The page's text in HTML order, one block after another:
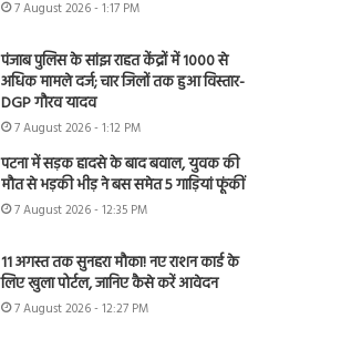
7 August 2026 - 1:17 PM
पंजाब पुलिस के सांझ राहत केंद्रों में 1000 से
अधिक मामले दर्ज; चार जिलों तक हुआ विस्तार-
DGP गौरव यादव
7 August 2026 - 1:12 PM
पटना में सड़क हादसे के बाद बवाल, युवक की
मौत से भड़की भीड़ ने बस समेत 5 गाड़ियां फूंकीं
7 August 2026 - 12:35 PM
11 अगस्त तक सुनहरा मौका! नए राशन कार्ड के
लिए खुला पोर्टल, जानिए कैसे करें आवेदन
7 August 2026 - 12:27 PM